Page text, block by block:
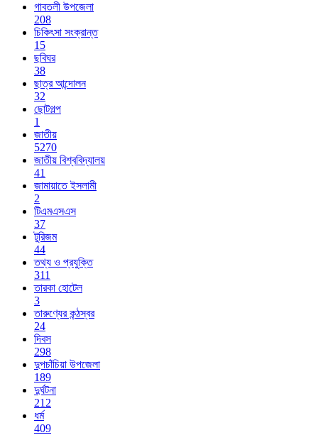
গাবতলী উপজেলা
208
চিকিৎসা সংক্রান্ত
15
ছবিঘর
38
ছাত্র আন্দোলন
32
ছোটগল্প
1
জাতীয়
5270
জাতীয় বিশ্ববিদ্যালয়
41
জামায়াতে ইসলামী
2
টিএমএসএস
37
টুরিজম
44
তথ্য ও প্রযুক্তি
311
তারকা হোটেল
3
তারুণ্যের কন্ঠস্বর
24
দিবস
298
দুপচাঁচিয়া উপজেলা
189
দুর্ঘটনা
212
ধর্ম
409